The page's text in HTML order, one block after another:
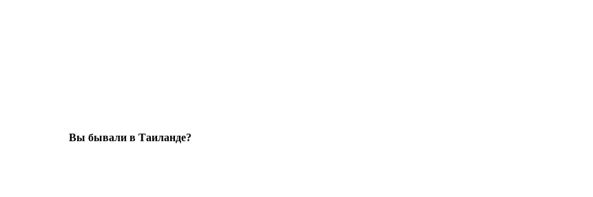
Вы бывали в Таиланде?